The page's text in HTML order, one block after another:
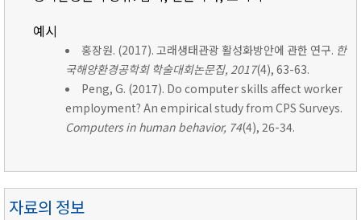
예시
홍장원. (2017). 고래생태관광 활성화방안에 관한 연구. 한
국해양환경공학회 학술대회논문집, 2017(4), 63-63.
Peng, G. (2017). Do computer skills affect worker
employment? An empirical study from CPS Surveys.
Computers in human behavior, 74(4), 26-34.
자료의 정보